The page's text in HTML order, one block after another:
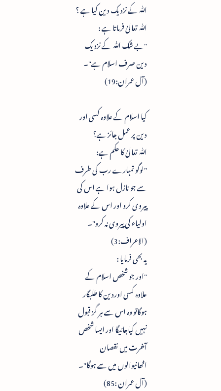
ﷲ کے نزدیک دین کیا ہے ؟
ﷲ تعالیٰ فرماتا ہے :
"بے شک ﷲ کے نزدیک
دین صرف اسلام ہے"۔
(آل عمران:19)
کیا اسلام کے علاوہ کسی اور
دین پر عمل جائز ہے؟
ﷲ تعالیٰ کا حکم ہے:
"لوگو تمہارے رب کی طرف
سے جو نازل ہوا ہے اس کی
پیروی کرو اور اس کے علاوہ
اولیاء کی پیروی نہ کرو"۔
(الاعراف:3)
یہ بھی فرمایا :
"اور جو شخص اسلام کے
علاوہ کسی اوردین کا طلبگار
ہوگاتو وہ اس سے ہر گز قبول
نہیں کیاجائیگا اور ایسا شخص
آخرت میں نقصان
اٹھانیوالوں میں سے ہوگا"۔
(آل عمران :85)